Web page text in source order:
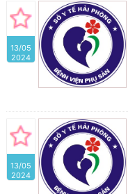
13/05
2024
13/05
2024